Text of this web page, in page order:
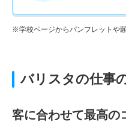
※学校ページからパンフレットや
バリスタの仕事
客に合わせて最高の